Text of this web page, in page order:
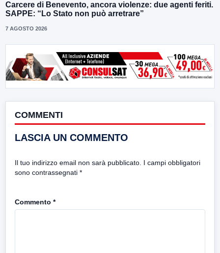
Carcere di Benevento, ancora violenze: due agenti feriti.
SAPPE: “Lo Stato non può arretrare”
7 AGOSTO 2026
COMMENTI
LASCIA UN COMMENTO
Il tuo indirizzo email non sarà pubblicato. I campi obbligatori
sono contrassegnati *
Commento *